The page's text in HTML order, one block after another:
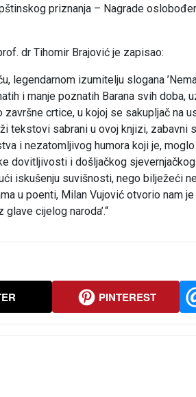
priznanja – Nagrade
dr Tihomir Brajović je zapisao:
legendarnom izumitelju slogana
i manje poznatih Barana svih doba,
crtice, u kojoj se sakupljač na
tekstovi sabrani u ovoj knjizi, zabavni
i nezatomljivog humora koji je,
dovitljivosti i došljačkog
iskušenju suvišnosti, nego bilježeći
u poenti, Milan Vujović otvorio nam
cijelog naroda’.“
PINTEREST